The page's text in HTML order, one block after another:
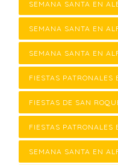
SEMANA SANTA EN
SEMANA SANTA EN
SEMANA SANTA EN
FIESTAS
FIESTAS DE SAN
FIESTAS
SEMANA SANTA EN